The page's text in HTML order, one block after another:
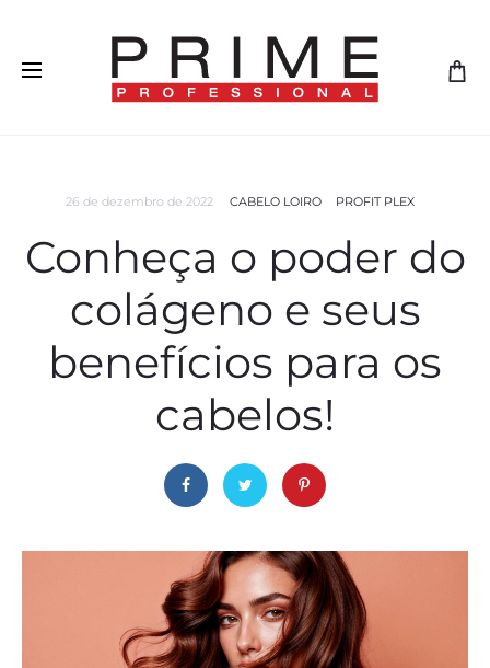
26 de dezembro de 2022 CABELO LOIRO PROFIT PLEX
Conheça o poder do
colágeno e seus
benefícios para os
cabelos!